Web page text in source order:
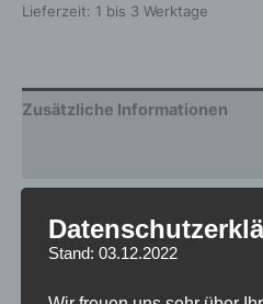
Lieferzeit: 1 bis 3 Werktage
Zusätzliche Informationen
Gewicht 6 kg
Hersteller
Stand: 03.12.2022